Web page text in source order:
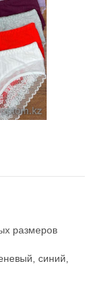
размеров
синий,